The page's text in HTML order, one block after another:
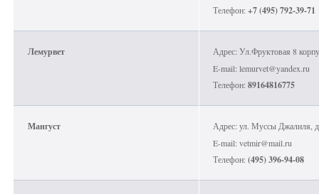
Телефон:+7 (495) 792-39-71
Лемурвет
Адрес: Ул.Фруктовая 8
E-mail: lemurvet@yandex.ru
Телефон: 89164816775
Мангуст
Адрес: ул. Муссы Джалиля,
E-mail: vetmir@mail.ru
Телефон:(495) 396-94-08